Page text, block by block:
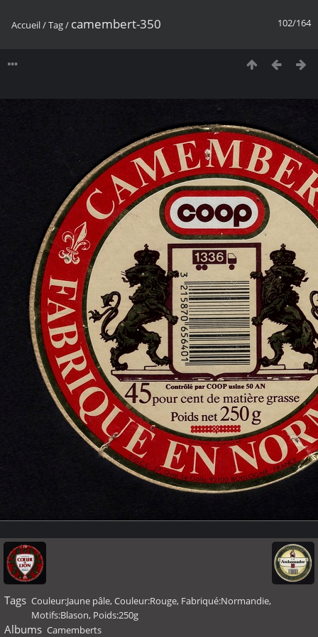
102/164
Accueil/Tag/ camembert-350
Tags Couleur:Jaune pâle,Couleur:Rouge, Fabriqué:Normandie,
Motifs:Blason, Poids:250g
Albums Camemberts